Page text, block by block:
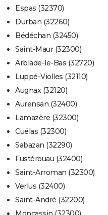
Espas (32370)
Durban (32260)
Bédéchan (32450)
Saint-Maur (32300)
Arblade-le-Bas (32720)
Luppé-Violles (32110)
Augnax (32120)
Aurensan (32400)
Lamazère (32300)
Cuélas (32300)
Sabazan (32290)
Fustérouau (32400)
Saint-Arroman (32300)
Verlus (32400)
Saint-André (32200)